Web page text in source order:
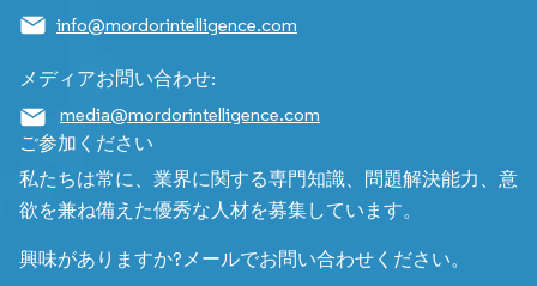
info@mordorintelligence.com
メディアお問い合わせ:
media@mordorintelligence.com
ご参加ください
私たちは常に、業界に関する専門知識、問題解決能力、意
欲を兼ね備えた優秀な人材を募集しています。
興味がありますか?メールでお問い合わせください。